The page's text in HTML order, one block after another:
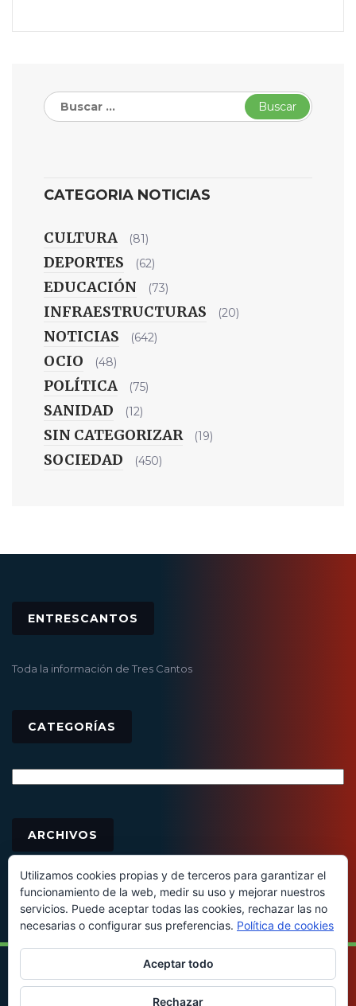
Buscar:
CATEGORIA NOTICIAS
CULTURA (81)
DEPORTES (62)
EDUCACIÓN (73)
INFRAESTRUCTURAS (20)
NOTICIAS (642)
OCIO (48)
POLÍTICA (75)
SANIDAD (12)
SIN CATEGORIZAR (19)
SOCIEDAD (450)
ENTRESCANTOS
Toda la información de Tres Cantos
CATEGORÍAS
ARCHIVOS
© 2016 - Todos los derechos reservados
Utilizamos cookies propias y de terceros para garantizar el
funcionamiento de la web, medir su uso y mejorar nuestros
servicios. Puede aceptar todas las cookies, rechazar las no
necesarias o configurar sus preferencias. Política de cookies
Aceptar todo
Rechazar